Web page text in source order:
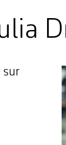
sur